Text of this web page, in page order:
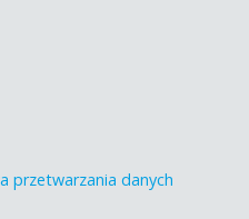
przetwarzania danych